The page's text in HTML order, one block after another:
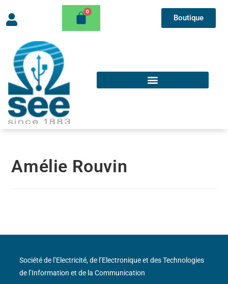
Boutique
Amélie Rouvin
Société de l’Electricité, de l’Electronique et des Technologies
de l’Information et de la Communication